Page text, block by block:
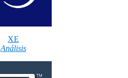
XE
Análisis